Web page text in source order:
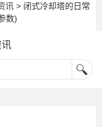
讯 > 闭式冷却塔的日常
数)
讯